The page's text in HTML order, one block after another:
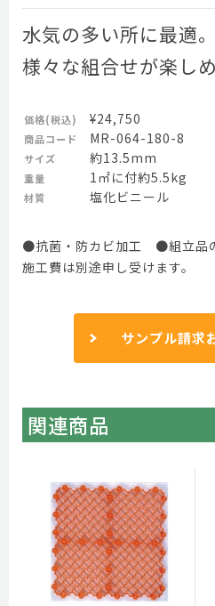
水気の多い所に最適
様々な組合せが楽しめ
価格(税込) ¥24,750
商品コード MR-064-180-8
サイズ 約13.5mm
重量 1㎡に付約5.5kg
材質 塩化ビニール
●抗菌・防カビ加工 ●組立品
施工費は別途申し受けます。
サンプル請求
関連商品